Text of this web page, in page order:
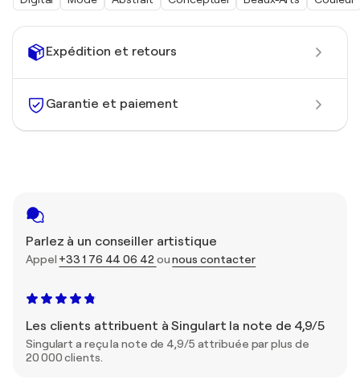
Expédition et retours
Garantie et paiement
Parlez à un conseiller artistique
Appel +33 1 76 44 06 42 ounous contacter
Les clients attribuent à Singulart la note de 4,9/5
Singulart a reçu la note de 4,9/5 attribuée par plus de
20 000 clients.